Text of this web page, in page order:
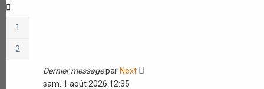
1
2
Dernier messageparNext
sam. 1 août 2026 12:35